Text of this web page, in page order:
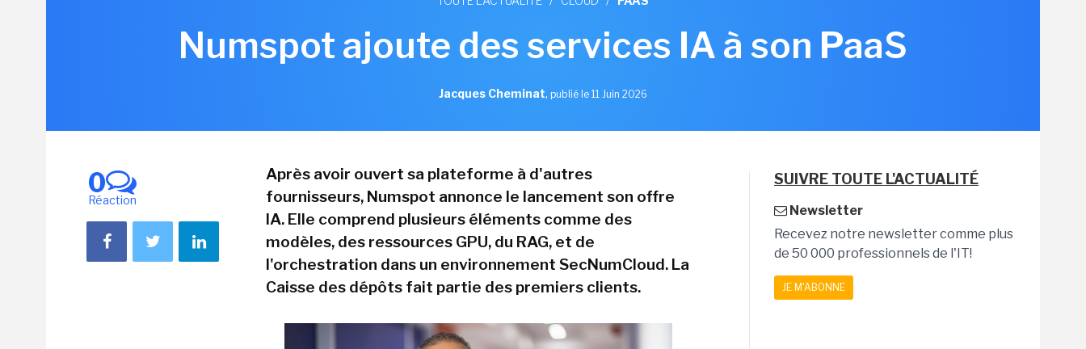
Numspot ajoute des services IA à son PaaS
Jacques Cheminat, publié le 11 Juin 2026
0
Réaction
Après avoir ouvert sa plateforme à d'autres
fournisseurs, Numspot annonce le lancement son offre
IA. Elle comprend plusieurs éléments comme des
modèles, des ressources GPU, du RAG, et de
l'orchestration dans un environnement SecNumCloud. La
Caisse des dépôts fait partie des premiers clients.
SUIVRE TOUTE L'ACTUALITÉ
Newsletter
Recevez notre newsletter comme plus
de 50 000 professionnels de l'IT!
JE M'ABONNE